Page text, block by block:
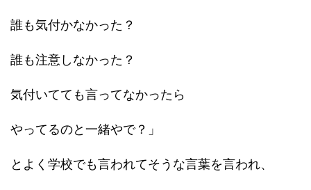
誰も気付かなかった？
誰も注意しなかった？
気付いてても言ってなかったら
やってるのと一緒やで？」
とよく学校でも言われてそうな言葉を言われ、